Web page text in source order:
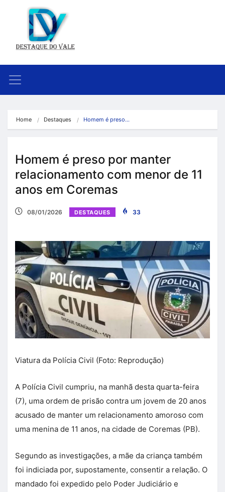
Home Destaques Homem é preso…
Homem é preso por manter
relacionamento com menor de 11
anos em Coremas
08/01/2026 DESTAQUES 33
Viatura da Polícia Civil (Foto: Reprodução)
A Polícia Civil cumpriu, na manhã desta quarta-feira
(7), uma ordem de prisão contra um jovem de 20 anos
acusado de manter um relacionamento amoroso com
uma menina de 11 anos, na cidade de Coremas (PB).
Segundo as investigações, a mãe da criança também
foi indiciada por, supostamente, consentir a relação. O
mandado foi expedido pelo Poder Judiciário e